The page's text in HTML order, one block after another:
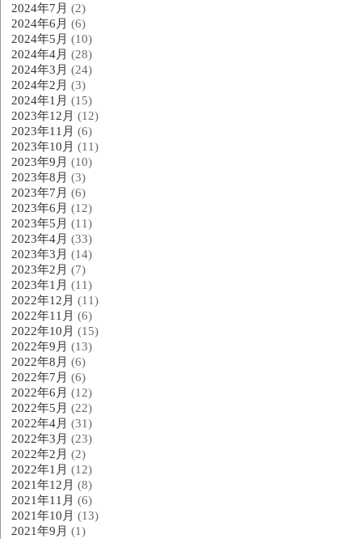
2024年7月 (2)
2024年6月 (6)
2024年5月 (10)
2024年4月 (28)
2024年3月 (24)
2024年2月 (3)
2024年1月 (15)
2023年12月 (12)
2023年11月 (6)
2023年10月 (11)
2023年9月 (10)
2023年8月 (3)
2023年7月 (6)
2023年6月 (12)
2023年5月 (11)
2023年4月 (33)
2023年3月 (14)
2023年2月 (7)
2023年1月 (11)
2022年12月 (11)
2022年11月 (6)
2022年10月 (15)
2022年9月 (13)
2022年8月 (6)
2022年7月 (6)
2022年6月 (12)
2022年5月 (22)
2022年4月 (31)
2022年3月 (23)
2022年2月 (2)
2022年1月 (12)
2021年12月 (8)
2021年11月 (6)
2021年10月 (13)
2021年9月 (1)